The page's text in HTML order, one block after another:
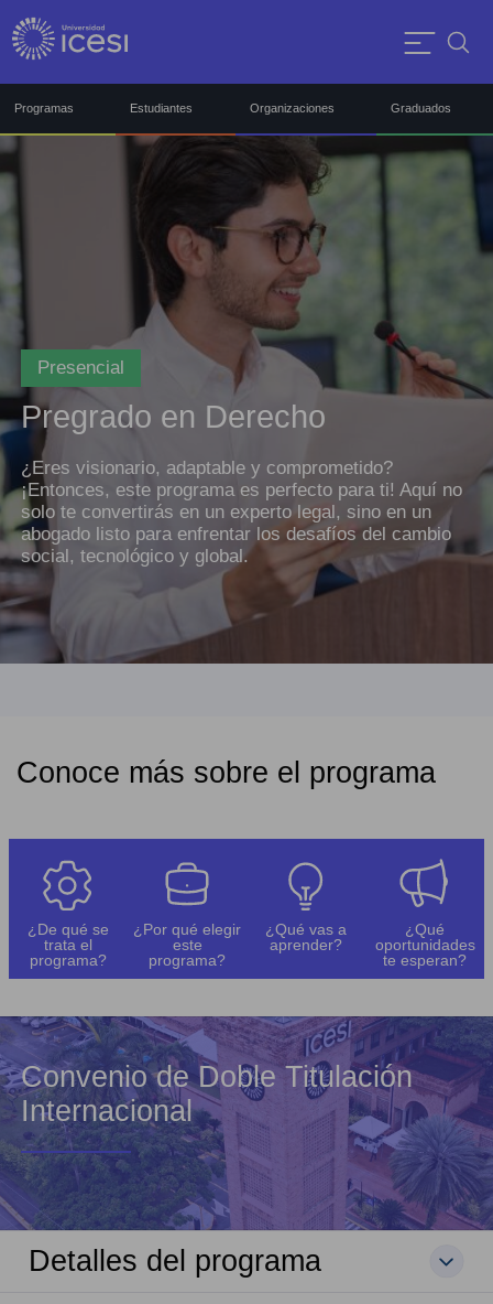
Programas Estudiantes Organizaciones Graduados
Presencial
Pregrado en Derecho
¿Eres visionario, adaptable y comprometido?
¡Entonces, este programa es perfecto para ti! Aquí no
solo te convertirás en un experto legal, sino en un
abogado listo para enfrentar los desafíos del cambio
social, tecnológico y global.
Conoce más sobre el programa
¿De qué se
trata el
programa?
¿Por qué elegir
este
programa?
¿Qué vas a
aprender?
¿Qué
oportunidades
te esperan?
Convenio de Doble Titulación
Internacional
Detalles del programa